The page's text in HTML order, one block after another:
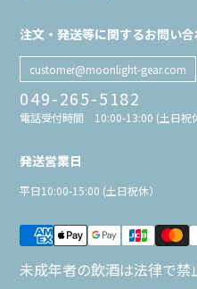
注文・発送等に関するお問い
customer@moonlight-gear.com
049-265-5182
電話受付時間 10:00-13:00 (土日祝
発送営業日
平日10:00-15:00 (土日祝休）
未成年者の飲酒は法律で禁